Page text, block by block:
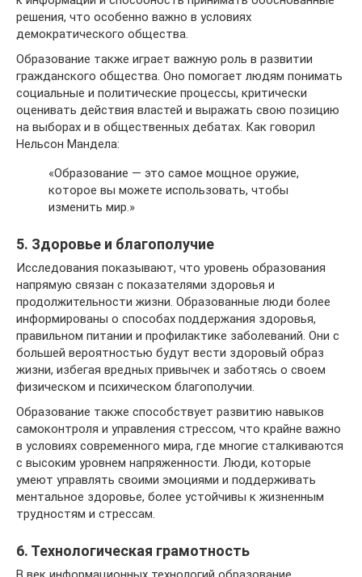
решения, что особенно важно в условиях
демократического общества.
Образование также играет важную роль в развитии
гражданского общества. Оно помогает людям понимать
социальные и политические процессы, критически
оценивать действия властей и выражать свою позицию
на выборах и в общественных дебатах. Как говорил
Нельсон Мандела:
«Образование — это самое мощное оружие,
которое вы можете использовать, чтобы
изменить мир.»
5. Здоровье и благополучие
Исследования показывают, что уровень образования
напрямую связан с показателями здоровья и
продолжительности жизни. Образованные люди более
информированы о способах поддержания здоровья,
правильном питании и профилактике заболеваний. Они с
большей вероятностью будут вести здоровый образ
жизни, избегая вредных привычек и заботясь о своем
физическом и психическом благополучии.
Образование также способствует развитию навыков
самоконтроля и управления стрессом, что крайне важно
в условиях современного мира, где многие сталкиваются
с высоким уровнем напряженности. Люди, которые
умеют управлять своими эмоциями и поддерживать
ментальное здоровье, более устойчивы к жизненным
трудностям и стрессам.
6. Технологическая грамотность